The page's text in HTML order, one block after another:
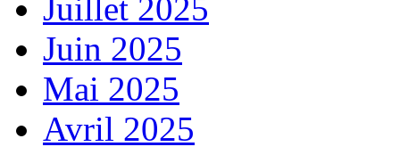
Juillet 2025
Juin 2025
Mai 2025
Avril 2025